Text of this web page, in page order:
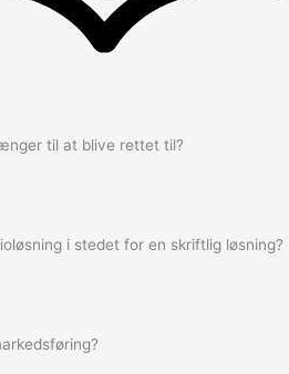
til at blive rettet til?
i stedet for en skriftlig løsning?